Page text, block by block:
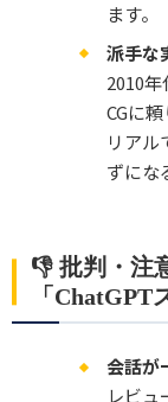
ます。
派手な
2010年
CGに
リアル
ずにな
👎 批判・注
「ChatGPT
会話が
レビュ